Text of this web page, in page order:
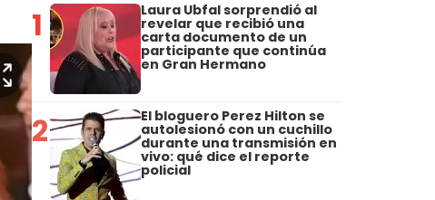
1 Laura Ubfal sorprendió al
revelar que recibió una
carta documento de un
participante que continúa
en Gran Hermano
2 El bloguero Perez Hilton se
autolesionó con un cuchillo
durante una transmisión en
vivo: qué dice el reporte
policial